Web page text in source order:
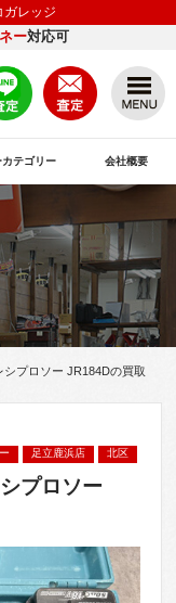
ガレッジ
ー対応可
カテゴリー 会社概要
シプロソー JR184Dの買取
足立鹿浜店 北区
プロソー